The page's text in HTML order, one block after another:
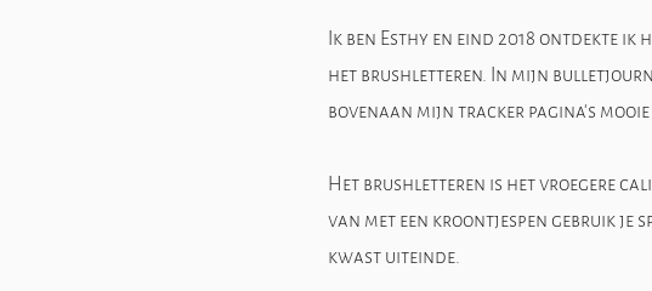
Ik ben Esthy en eind 2018 ontdekte
het brushletteren. In mijn
bovenaan mijn tracker pagina's
Het brushletteren is het vroegere
van met een kroontjespen gebruik je
kwast uiteinde.